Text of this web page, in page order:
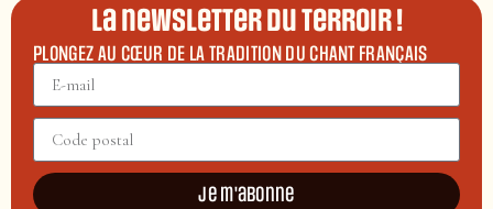
La newsletter du terroir !
PLONGEZ AU CŒUR DE LA TRADITION DU CHANT FRANÇAIS
Je m'abonne